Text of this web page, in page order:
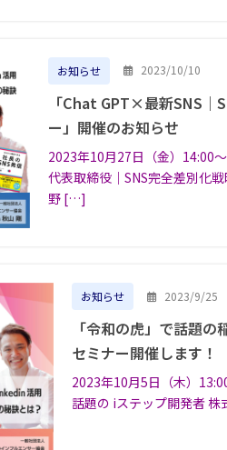
お知らせ 2023/10/10
「Chat GPT×最新SNS｜
ー」開催のお知らせ
2023年10月27日（金）14:00
代表取締役｜SNS完全差別化
野 […]
お知らせ 2023/9/25
「令和の虎」で話題
セミナー開催します！
2023年10月5日（木）
話題の iステップ開発者